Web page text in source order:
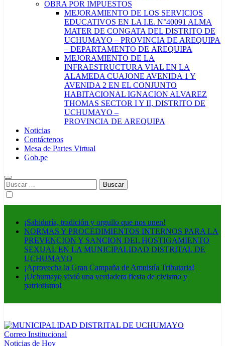
OBRA POR IMPUESTOS
MEJORAMIENTO DE LOS SERVICIOS
EDUCATIVOS EN LA I.E. N°40091 ALMA
MATER DE CONGATA DEL DISTRITO DE
UCHUMAYO – PROVINCIA DE AREQUIPA
– DEPARTAMENTO DE AREQUIPA
MEJORAMIENTO DE LA
INFRAESTRUCTURA VIAL EN LA
ALAMEDA CUAJONE AVENIDA 1 Y
AVENIDA 2 EN EL CONJUNTO
HABITACIONAL IGNACION ALVAREZ
THOMAS SECTOR I Y II, DISTRITO DE
UCHUMAYO –
PROVINCIA DE AREQUIPA
Noticias
Contáctenos
Mesa de Partes Virtual
Gob.pe
Buscar:
¡Sabiduría, tradición y orgullo que nos unen!
NORMAS Y PROCEDIMIENTOS INTERNOS PARA LA
PREVENCION Y SANCION DEL HOSTIGAMIENTO
SEXUAL EN LA MUNICIPALIDAD DISTRITAL DE
UCHUMAYO
¡Aprovecha la Gran Campaña de Amnistía Tributaria!
¡Uchumayo vivió una verdadera fiesta de civismo y
patriotismo!
MUNICIPALIDAD DISTRITAL DE UCHUMAYO
Construyendo una nueva Historia
Correo Institucional
Noticias de Hoy